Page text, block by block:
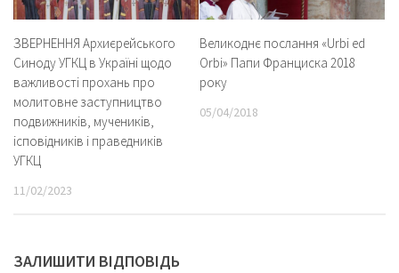
ЗВЕРНЕННЯ Архиєрейського
Синоду УГКЦ в Україні щодо
важливості прохань про
молитовне заступництво
подвижників, мучеників,
ісповідників і праведників
УГКЦ
11/02/2023
Великоднє послання «Urbi ed
Orbi» Папи Франциска 2018
року
05/04/2018
ЗАЛИШИТИ ВІДПОВІДЬ